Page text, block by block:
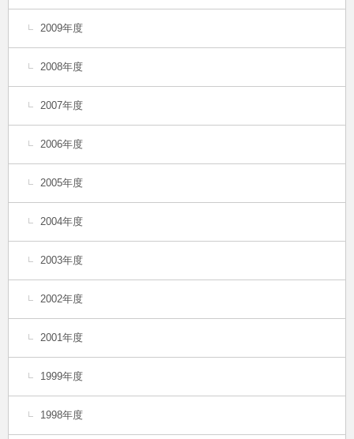
2009年度
2008年度
2007年度
2006年度
2005年度
2004年度
2003年度
2002年度
2001年度
1999年度
1998年度